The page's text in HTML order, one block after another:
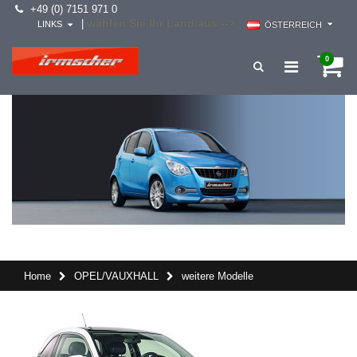
+49 (0) 7151 971 0
ÖSTERREICH
LINKS
0
Home OPEL/VAUXHALL weitere Modelle